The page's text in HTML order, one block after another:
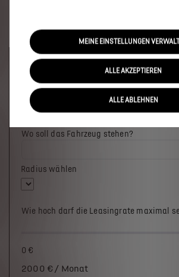
Welches Fahrzeug möchten Sie?
Wo soll das Fahrzeug stehen?
Radius wählen
Wie hoch darf die Leasingrate maximal
0 €
2000 € / Monat
MEINE EINSTELLUNGEN
ALLE AKZEPTIEREN
ALLE ABLEHNEN